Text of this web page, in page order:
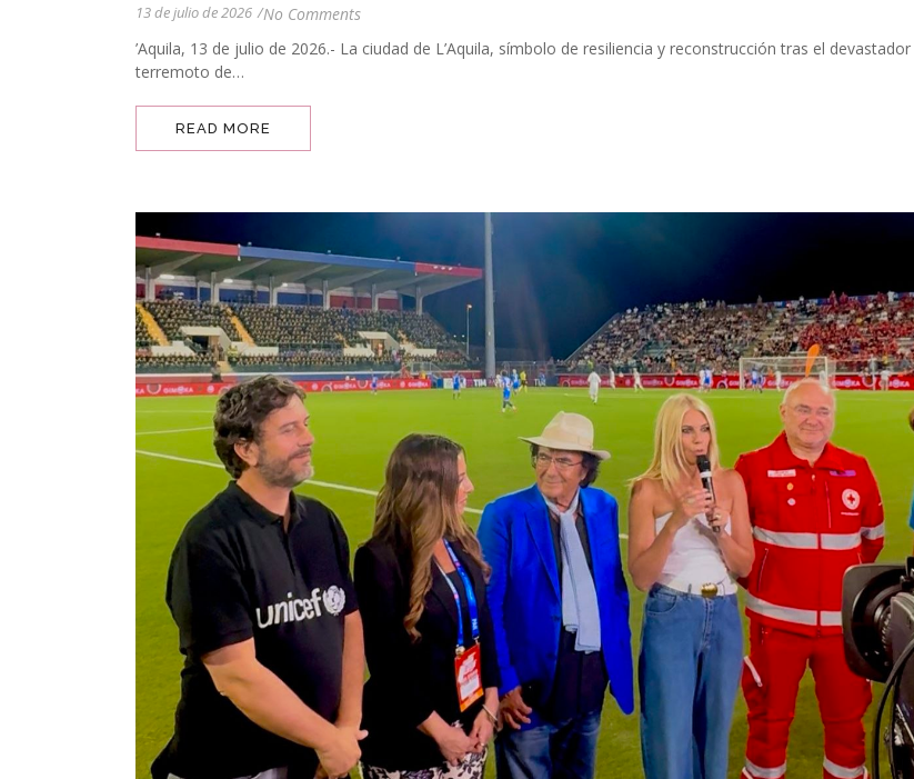
13 de julio de 2026 /No Comments
’Aquila, 13 de julio de 2026.- La ciudad de L’Aquila, símbolo de resiliencia y reconstrucción tras el devastador
terremoto de…
READ MORE